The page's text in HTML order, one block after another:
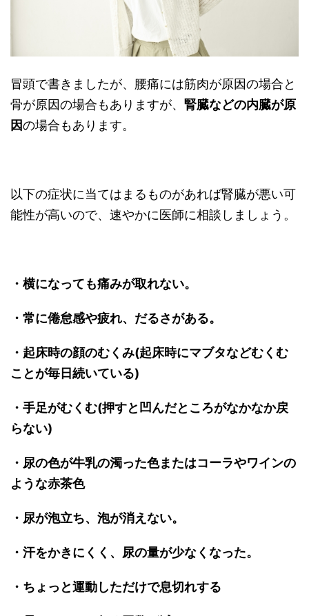
冒頭で書きましたが、腰痛には筋肉が原因の場合と
骨が原因の場合もありますが、 腎臓などの内臓が原
因の場合もあります。
以下の症状に当てはまるものがあれば腎臓が悪い可
能性が高いので、速やかに医師に相談しましょう。
・横になっても痛みが取れない。
・常に倦怠感や疲れ、だるさがある。
・起床時の顔のむくみ(起床時にマブタなどむくむ
ことが毎日続いている)
・手足がむくむ(押すと凹んだところがなかなか戻
らない)
・尿の色が牛乳の濁った色またはコーラやワインの
ような赤茶色
・尿が泡立ち、泡が消えない。
・汗をかきにくく、尿の量が少なくなった。
・ちょっと運動しただけで息切れする